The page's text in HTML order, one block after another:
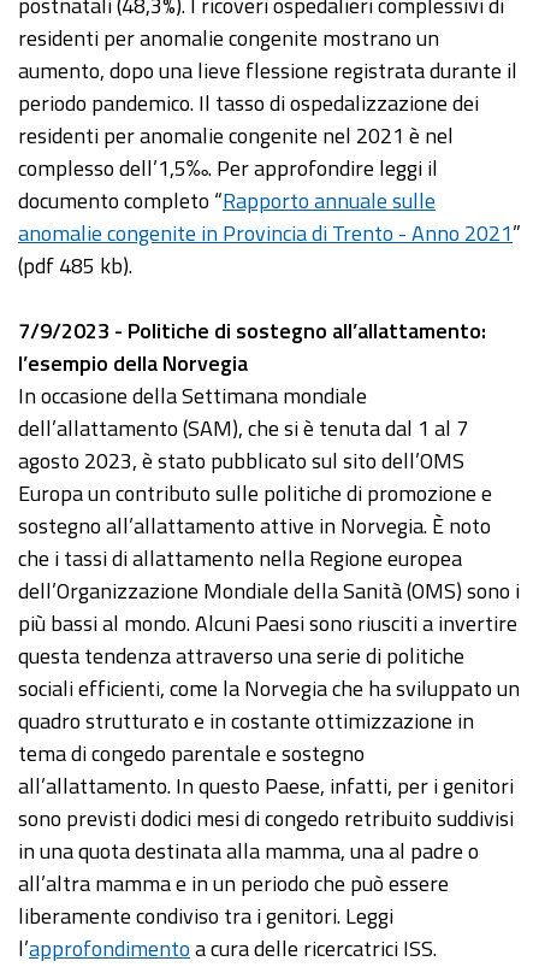
residenti per anomalie congenite mostrano un
aumento, dopo una lieve flessione registrata durante il
periodo pandemico. Il tasso di ospedalizzazione dei
residenti per anomalie congenite nel 2021 è nel
complesso dell’1,5‰. Per approfondire leggi il
documento completo “Rapporto annuale sulle
anomalie congenite in Provincia di Trento - Anno 2021”
(pdf 485 kb).
7/9/2023 - Politiche di sostegno all’allattamento:
l’esempio della Norvegia
In occasione della Settimana mondiale
dell’allattamento (SAM), che si è tenuta dal 1 al 7
agosto 2023, è stato pubblicato sul sito dell’OMS
Europa un contributo sulle politiche di promozione e
sostegno all’allattamento attive in Norvegia. È noto
che i tassi di allattamento nella Regione europea
dell’Organizzazione Mondiale della Sanità (OMS) sono i
più bassi al mondo. Alcuni Paesi sono riusciti a invertire
questa tendenza attraverso una serie di politiche
sociali efficienti, come la Norvegia che ha sviluppato un
quadro strutturato e in costante ottimizzazione in
tema di congedo parentale e sostegno
all’allattamento. In questo Paese, infatti, per i genitori
sono previsti dodici mesi di congedo retribuito suddivisi
in una quota destinata alla mamma, una al padre o
all’altra mamma e in un periodo che può essere
liberamente condiviso tra i genitori. Leggi
l’approfondimentoa cura delle ricercatrici ISS.